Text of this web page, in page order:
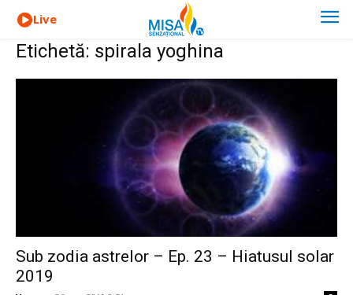
Live
Etichetă: spirala yoghina
Sub zodia astrelor – Ep. 23 – Hiatusul solar
2019